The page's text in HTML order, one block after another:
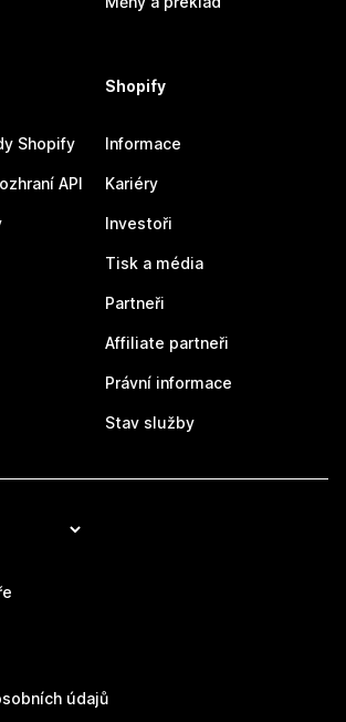
Shopify
API
Shopify
Informace
Kariéry
Investoři
Tisk a média
Partneři
Affiliate partneři
Právní informace
Stav služby
údajů